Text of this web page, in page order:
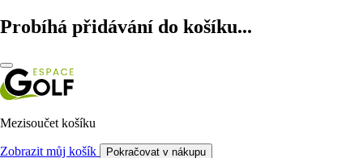
Probíhá přidávání do košíku...
Mezisoučet košíku
Zobrazit můj košík Pokračovat v nákupu